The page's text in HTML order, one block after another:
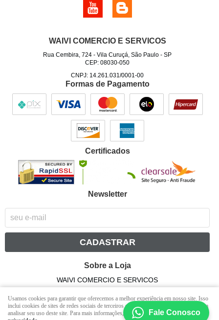
WAIVI COMERCIO E SERVICOS
Rua Cembira, 724 -Vila Curuçá, São Paulo -SP
CEP: 08030-050
CNPJ: 14.261.031/0001-00
Formas de Pagamento
Certificados
Newsletter
CADASTRAR
Sobre a Loja
WAIVI COMERCIO E SERVICOS
CNPJ: 14.261.031/0001-00
LOJA VIRTUAL CRIADA POR
Usamos cookies para garantir que oferecemos a melhor experiência em nosso site. Isso
inclui cookies de sites de redes sociais de terceiros e cookies de publicidade que podem
analisar seu uso deste site. Para mais informações, consulte nossaPolítica de
Fale Conosco